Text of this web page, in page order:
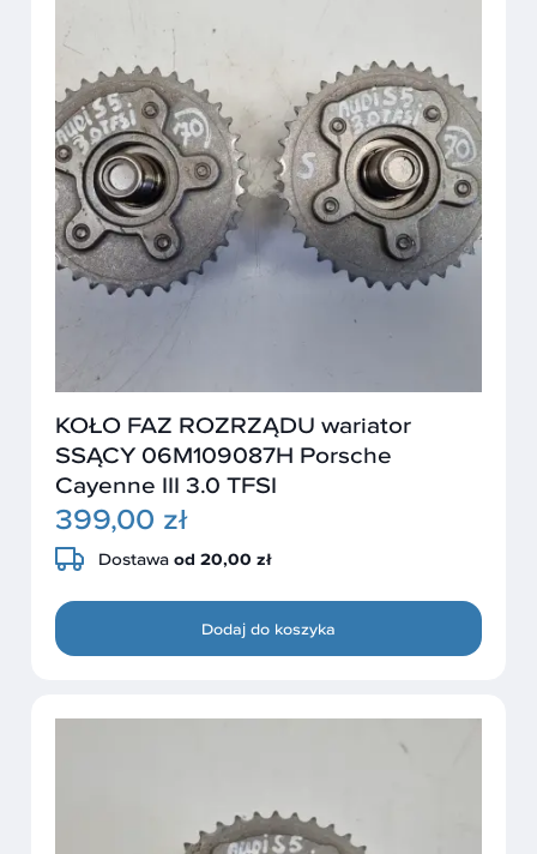
KOŁO FAZ ROZRZĄDU wariator
SSĄCY 06M109087H Porsche
Cayenne III 3.0 TFSI
399,00 zł
Dostawa od 20,00 zł
Dodaj do koszyka